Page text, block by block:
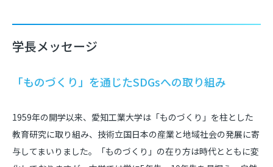
学長メッセージ
「ものづくり」を通じたSDGsへの取り組み
1959年の開学以来、愛知工業大学は「ものづくり」を柱とした
教育研究に取り組み、技術立国日本の産業と地域社会の発展に寄
与してまいりました。「ものづくり」の在り方は時代とともに変